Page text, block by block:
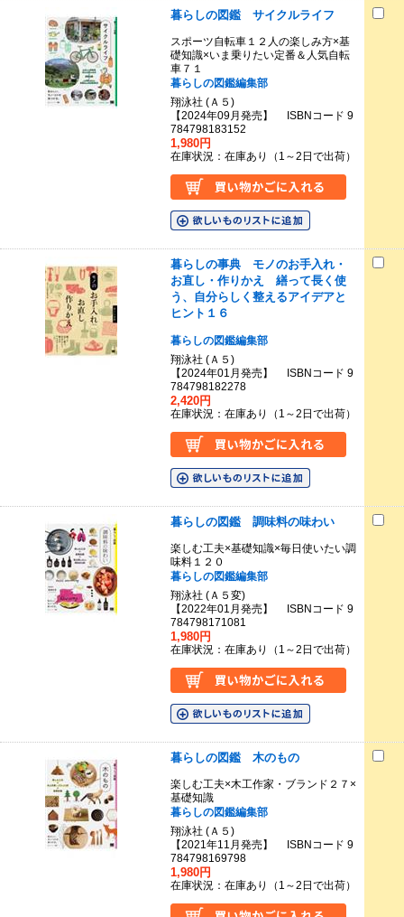
暮らしの図鑑 サイクルライフ
スポーツ自転車１２人の楽しみ方×基
礎知識×いま乗りたい定番＆人気自転
車７１
暮らしの図鑑編集部
翔泳社 (Ａ５)
【2024年09月発売】 ISBNコード 9
784798183152
1,980円
在庫状況：在庫あり（1～2日で出荷）
暮らしの事典 モノのお手入れ・
お直し・作りかえ 繕って長く使
う、自分らしく整えるアイデアと
ヒント１６
暮らしの図鑑編集部
翔泳社 (Ａ５)
【2024年01月発売】 ISBNコード 9
784798182278
2,420円
在庫状況：在庫あり（1～2日で出荷）
暮らしの図鑑 調味料の味わい
楽しむ工夫×基礎知識×毎日使いたい調
味料１２０
暮らしの図鑑編集部
翔泳社 (Ａ５変)
【2022年01月発売】 ISBNコード 9
784798171081
1,980円
在庫状況：在庫あり（1～2日で出荷）
暮らしの図鑑 木のもの
楽しむ工夫×木工作家・ブランド２７×
基礎知識
暮らしの図鑑編集部
翔泳社 (Ａ５)
【2021年11月発売】 ISBNコード 9
784798169798
1,980円
在庫状況：在庫あり（1～2日で出荷）